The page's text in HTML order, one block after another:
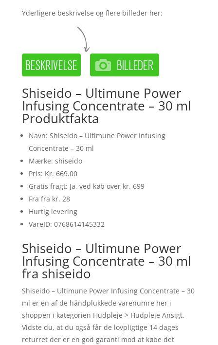
Yderligere beskrivelse og flere billeder her:
Shiseido – Ultimune Power
Infusing Concentrate – 30 ml
Produktfakta
Navn: Shiseido – Ultimune Power Infusing
Concentrate – 30 ml
Mærke: shiseido
Pris: Kr. 669.00
Gratis fragt: Ja, ved køb over kr. 699
Fra fra kr. 28
Hurtig levering
VareID: 0768614145332
Shiseido – Ultimune Power
Infusing Concentrate – 30 ml
fra shiseido
Shiseido – Ultimune Power Infusing Concentrate – 30
ml er en af de håndplukkede varenumre her i
shoppen i kategorien Hudpleje > Hudpleje Ansigt.
Vidste du, at du også får de lovpligtige 14 dages
returret der er en god garanti mod at købe det